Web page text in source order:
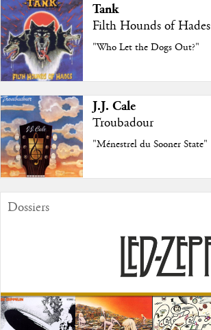
Tank
Filth Hounds of Hades
"Who Let the Dogs Out?"
J.J. Cale
Troubadour
"Ménestrel du Sooner State"
Dossiers